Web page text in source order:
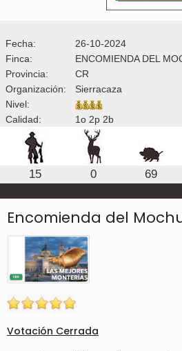
Fecha:
26-10-2024
Finca:
ENCOMIENDA DEL
Provincia:
CR
Organización:
Sierracaza
Nivel:
Calidad:
1o 2p 2b
15 0 69
Encomienda del
Votación Cerrada